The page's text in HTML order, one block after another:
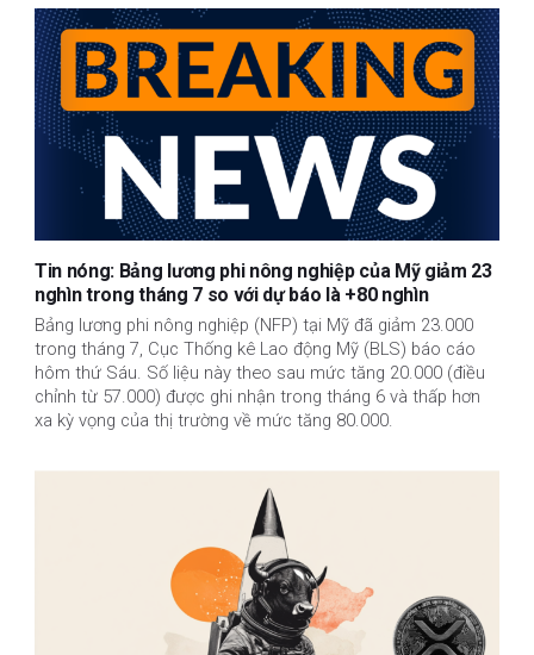
Tin nóng: Bảng lương phi nông nghiệp của Mỹ giảm 23
nghìn trong tháng 7 so với dự báo là +80 nghìn
Bảng lương phi nông nghiệp (NFP) tại Mỹ đã giảm 23.000
trong tháng 7, Cục Thống kê Lao động Mỹ (BLS) báo cáo
hôm thứ Sáu. Số liệu này theo sau mức tăng 20.000 (điều
chỉnh từ 57.000) được ghi nhận trong tháng 6 và thấp hơn
xa kỳ vọng của thị trường về mức tăng 80.000.